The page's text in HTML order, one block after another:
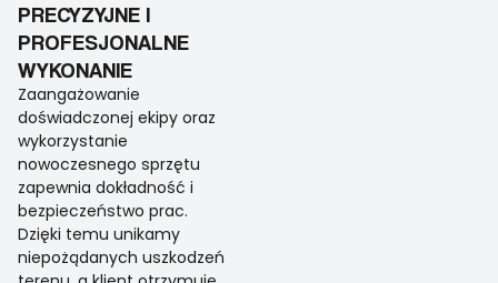
PRECYZYJNE I
PROFESJONALNE
WYKONANIE
Zaangażowanie
doświadczonej ekipy oraz
wykorzystanie
nowoczesnego sprzętu
zapewnia dokładność i
bezpieczeństwo prac.
Dzięki temu unikamy
niepożądanych uszkodzeń